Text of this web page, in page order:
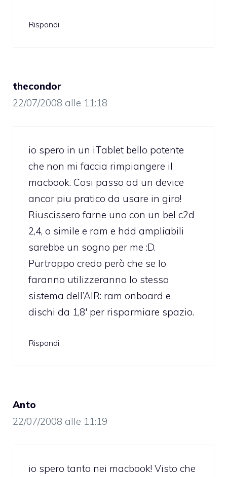
Rispondi
thecondor
22/07/2008 alle 11:18
io spero in un iTablet bello potente
che non mi faccia rimpiangere il
macbook. Cosi passo ad un device
ancor piu pratico da usare in giro!
Riuscissero farne uno con un bel c2d
2,4, o simile e ram e hdd ampliabili
sarebbe un sogno per me :D.
Purtroppo credo però che se lo
faranno utilizzeranno lo stesso
sistema dell’AIR: ram onboard e
dischi da 1,8′ per risparmiare spazio.
Rispondi
Anto
22/07/2008 alle 11:19
io spero tanto nei macbook! Visto che